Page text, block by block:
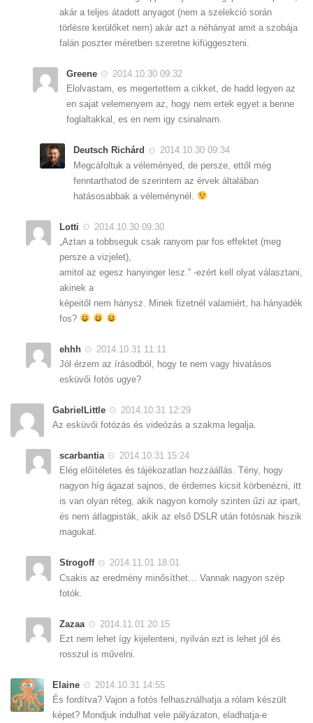
akár a teljes átadott anyagot (nem a szelekció során
törlésre kerülőket nem) akár azt a néhányat amit a szobája
falán poszter méretben szeretne kifüggeszteni.
Greene
2014.10.30 09:32
Elolvastam, es megertettem a cikket, de hadd legyen az
en sajat velemenyem az, hogy nem ertek egyet a benne
foglaltakkal, es en nem igy csinalnam.
Deutsch Richárd
2014.10.30 09:34
Megcáfoltuk a véleményed, de persze, ettől még
fenntarthatod de szerintem az érvek általában
hatásosabbak a véleménynél.
Lotti
2014.10.30 09:30
„Aztan a tobbseguk csak ranyom par fos effektet (meg
persze a vizjelet),
amitol az egesz hanyinger lesz.” -ezért kell olyat választani,
akinek a
képeitől nem hánysz. Minek fizetnél valamiért, ha hányadék
fos?
ehhh
2014.10.31 11:11
Jól érzem az írásodból, hogy te nem vagy hivatásos
esküvői fotós ugye?
GabrielLittle
2014.10.31 12:29
Az esküvői fotózás és videózás a szakma legalja.
scarbantia
2014.10.31 15:24
Elég előítéletes és tájékozatlan hozzáállás. Tény, hogy
nagyon híg ágazat sajnos, de érdemes kicsit körbenézni, itt
is van olyan réteg, akik nagyon komoly szinten űzi az ipart,
és nem átlagpisták, akik az első DSLR után fotósnak hiszik
magukat.
Strogoff
2014.11.01 18:01
Csakis az eredmény minősíthet… Vannak nagyon szép
fotók.
Zazaa
2014.11.01 20:15
Ezt nem lehet így kijelenteni, nyilván ezt is lehet jól és
rosszul is művelni.
Elaine
2014.10.31 14:55
És fordítva? Vajon a fotós felhasználhatja a rólam készült
képet? Mondjuk indulhat vele pályázaton, eladhatja-e